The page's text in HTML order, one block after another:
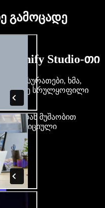
გამოცადე
Studio-თი
უფასო სურათები, ხმა,
— ააწყე სრულყოფილი
მუშაობით
ტრადიციული